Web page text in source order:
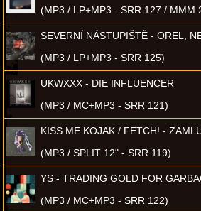
(MP3 / LP+MP3 - SRR 127 / MMM
SEVERNÍ NÁSTUPIŠTĚ - OREL,
(MP3 / LP+MP3 - SRR 125)
UKWXXX - DIE INFLUENCER
(MP3 / MC+MP3 - SRR 121)
KISS ME KOJAK / FETCH! -
(MP3 / SPLIT 12" - SRR 119)
YS - TRADING GOLD FOR
(MP3 / MC+MP3 - SRR 122)